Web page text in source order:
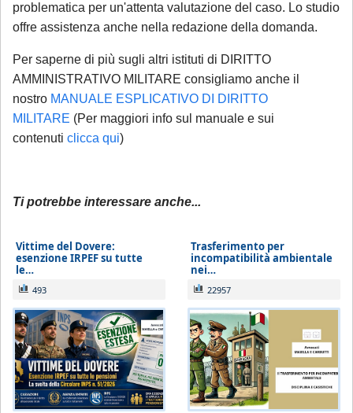
problematica per un'attenta valutazione del caso. Lo studio
offre assistenza anche nella redazione della domanda.
Per saperne di più sugli altri istituti di DIRITTO
AMMINISTRATIVO MILITARE consigliamo anche il
nostro MANUALE ESPLICATIVO DI DIRITTO
MILITARE (Per maggiori info sul manuale e sui
contenuti clicca qui)
Ti potrebbe interessare anche...
Vittime del Dovere:
esenzione IRPEF su tutte
le…
493
Trasferimento per
incompatibilità ambientale
nei…
22957
Sarà comunque garantita assistenza
casistiche :
avviso di conclusione delle indagini ex
art. 415-bis c.p.p.;
ricorsi, memorie e osservazioni con
comunicate tempestivamente alla
Per tali casistiche La invitiamo a descrivere
dettagliatamente la situazione in una
email: la Sua richiesta sarà evasa
esclusivamente tramite email di riscontro
da parte dello Studio, che indicherà le
modalità di gestione.
Se è già cliente dello Studio, le richieste